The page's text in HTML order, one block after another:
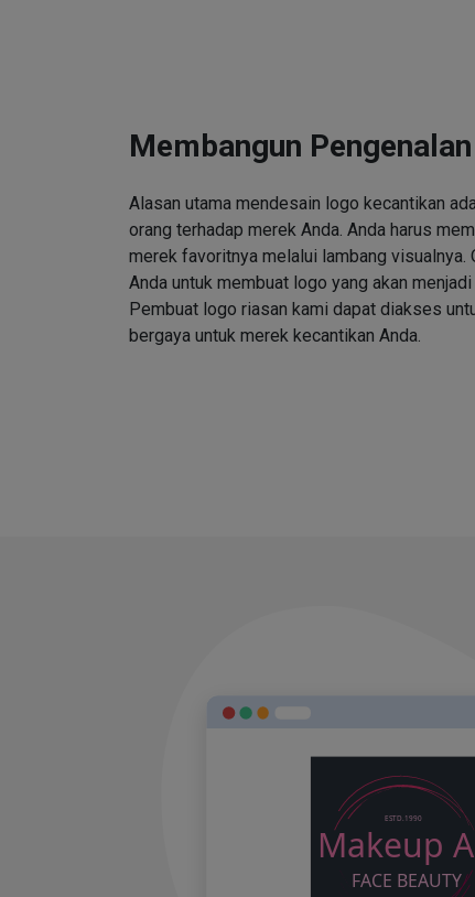
Membangun
Alasan utama mendesain logo kecantikan
orang terhadap merek Anda. Anda harus
merek favoritnya melalui lambang visualnya.
Anda untuk membuat logo yang akan
Pembuat logo riasan kami dapat diakses
bergaya untuk merek kecantikan Anda.